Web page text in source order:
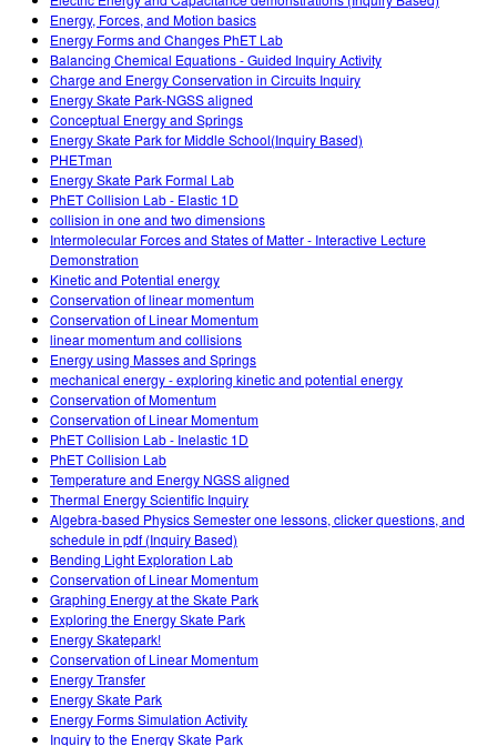
Energy, Forces, and Motion basics
Energy Forms and Changes PhET Lab
Balancing Chemical Equations - Guided Inquiry Activity
Charge and Energy Conservation in Circuits Inquiry
Energy Skate Park-NGSS aligned
Conceptual Energy and Springs
Energy Skate Park for Middle School(Inquiry Based)
PHETman
Energy Skate Park Formal Lab
PhET Collision Lab - Elastic 1D
collision in one and two dimensions
Intermolecular Forces and States of Matter - Interactive Lecture
Demonstration
Kinetic and Potential energy
Conservation of linear momentum
Conservation of Linear Momentum
linear momentum and collisions
Energy using Masses and Springs
mechanical energy - exploring kinetic and potential energy
Conservation of Momentum
Conservation of Linear Momentum
PhET Collision Lab - Inelastic 1D
PhET Collision Lab
Temperature and Energy NGSS aligned
Thermal Energy Scientific Inquiry
Algebra-based Physics Semester one lessons, clicker questions, and
schedule in pdf (Inquiry Based)
Bending Light Exploration Lab
Conservation of Linear Momentum
Graphing Energy at the Skate Park
Exploring the Energy Skate Park
Energy Skatepark!
Conservation of Linear Momentum
Energy Transfer
Energy Skate Park
Energy Forms Simulation Activity
Inquiry to the Energy Skate Park